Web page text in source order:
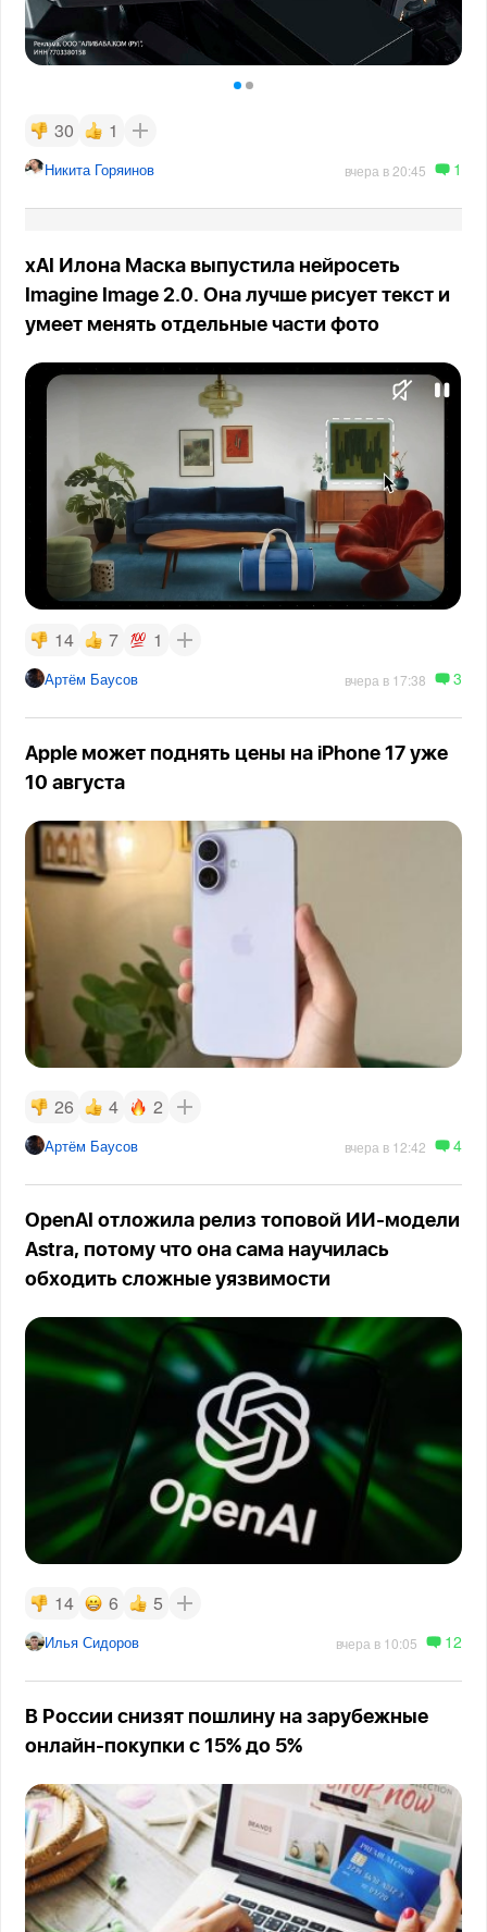
30 1
Никита Горяинов вчера в 20:45 1
xAI Илона Маска выпустила нейросеть
Imagine Image 2.0. Она лучше рисует текст и
умеет менять отдельные части фото
14 7 1
Артём Баусов вчера в 17:38 3
Apple может поднять цены на iPhone 17 уже
10 августа
26 4 2
Артём Баусов вчера в 12:42 4
OpenAI отложила релиз топовой ИИ-модели
Astra, потому что она сама научилась
обходить сложные уязвимости
14 6 5
Илья Сидоров вчера в 10:05 12
В России снизят пошлину на зарубежные
онлайн-покупки с 15% до 5%